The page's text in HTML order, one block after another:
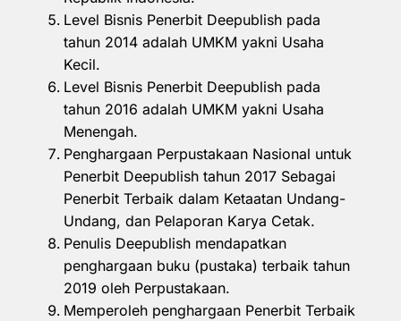
Level Bisnis Penerbit Deepublish pada
tahun 2014 adalah UMKM yakni Usaha
Kecil.
Level Bisnis Penerbit Deepublish pada
tahun 2016 adalah UMKM yakni Usaha
Menengah.
Penghargaan Perpustakaan Nasional untuk
Penerbit Deepublish tahun 2017 Sebagai
Penerbit Terbaik dalam Ketaatan Undang-
Undang, dan Pelaporan Karya Cetak.
Penulis Deepublish mendapatkan
penghargaan buku (pustaka) terbaik tahun
2019 oleh Perpustakaan.
Memperoleh penghargaan Penerbit Terbaik